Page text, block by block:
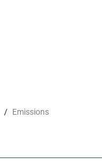
Emissions